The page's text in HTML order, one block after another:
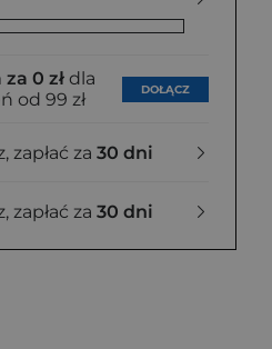
0 zł dla
od 99 zł
DOŁĄCZ
zapłać za 30 dni
zapłać za 30 dni